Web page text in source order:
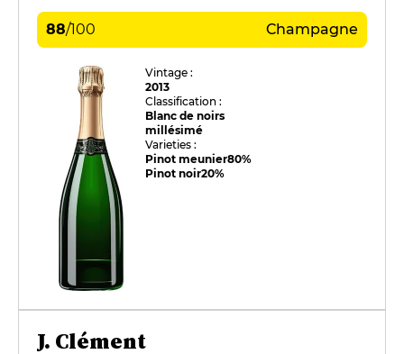
88/100 Champagne
Vintage :
2013
Classification :
Blanc de noirs
millésimé
Varieties :
Pinot meunier80%
Pinot noir20%
J. Clément